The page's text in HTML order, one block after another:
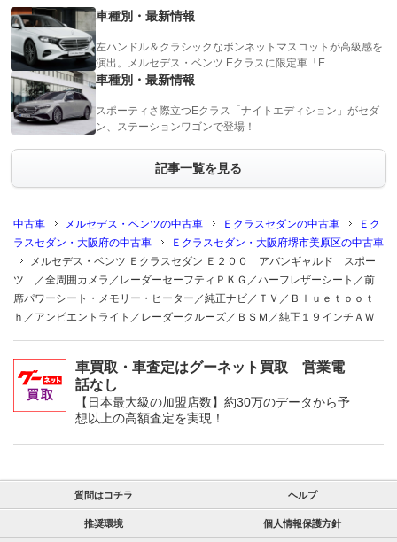
車種別・最新情報
左ハンドル＆クラシックなボンネットマスコットが高級感を
演出。メルセデス・ベンツ Eクラスに限定車「E…
車種別・最新情報
スポーティさ際立つEクラス「ナイトエディション」がセダ
ン、ステーションワゴンで登場！
記事一覧を見る
中古車 メルセデス・ベンツの中古車 Ｅクラスセダンの中古車
Ｅク
ラスセダン・大阪府の中古車
Ｅクラスセダン・大阪府堺市美原区の中古車
メルセデス・ベンツ Ｅクラスセダン Ｅ２００ アバンギャルド スポー
ツ ／全周囲カメラ／レーダーセーフティＰＫＧ／ハーフレザーシート／前
席パワーシート・メモリー・ヒーター／純正ナビ／ＴＶ／Ｂｌｕｅｔｏｏｔ
ｈ／アンビエントライト／レーダークルーズ／ＢＳＭ／純正１９インチＡＷ
車買取・車査定はグーネット買取 営業電
話なし
【日本最大級の加盟店数】約30万のデータから予
想以上の高額査定を実現！
質問はコチラ ヘルプ
推奨環境 個人情報保護方針